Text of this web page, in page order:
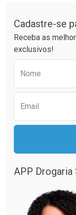
Cadastre-se
Receba as
exclusivos!
Nome
Email
APP Drogaria